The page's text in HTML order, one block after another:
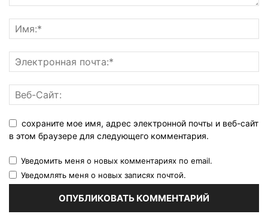
сохраните мое имя, адрес электронной почты и веб-сайт
в этом браузере для следующего комментария.
Уведомить меня о новых комментариях по email.
Уведомлять меня о новых записях почтой.